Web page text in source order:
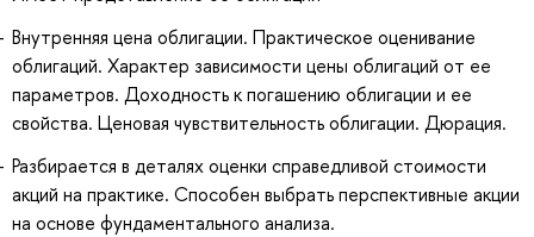
Внутренняя цена облигации. Практическое оценивание
облигаций. Характер зависимости цены облигаций от ее
параметров. Доходность к погашению облигации и ее
свойства. Ценовая чувствительность облигации. Дюрация.
Разбирается в деталях оценки справедливой стоимости
акций на практике. Способен выбрать перспективные акции
на основе фундаментального анализа.